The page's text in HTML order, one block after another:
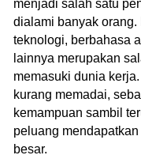
menjadi salah satu
dialami banyak
teknologi, berbahasa
lainnya merupakan
memasuki dunia
kurang memadai,
kemampuan sambil
peluang
besar.